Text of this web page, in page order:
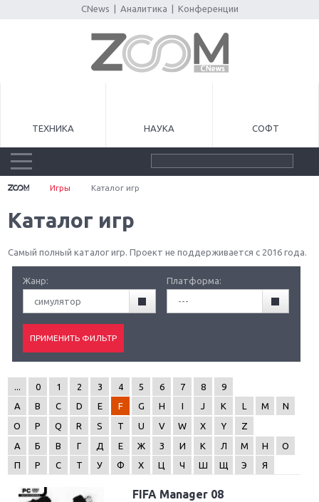
CNews Аналитика Конференции
ТЕХНИКА НАУКА СОФТ
Игры Каталог игр
Каталог игр
Самый полный каталог игр. Проект не поддерживается с 2016 года.
Жанр:
симулятор
Платформа:
---
0 1 2 3 4 5 6 7 8
9
A
B C D E F G H I J K L M
N
O
P Q R S T U V W X Y
Z
А
Б В Г Д Е Ж З И К Л М Н
О
П
Р С Т У Ф Х Ц Ч Ш Щ Э Я
FIFA Manager 08